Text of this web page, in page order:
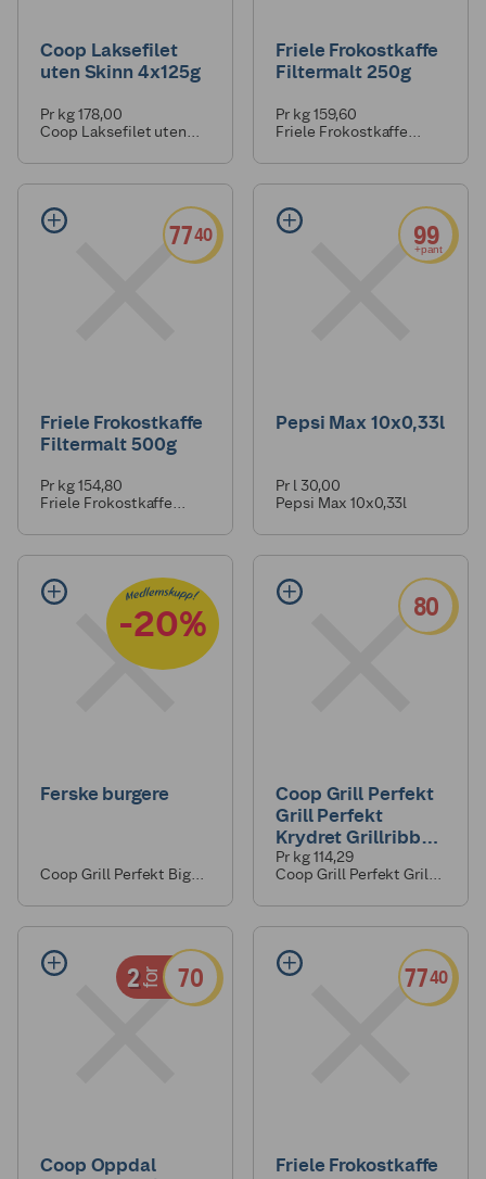
Coop Laksefilet
uten Skinn 4x125g
Pr kg 178,00
Coop Laksefilet uten
Friele Frokostkaffe
Filtermalt 250g
Pr kg 159,60
Friele Frokostkaffe
7740
Friele Frokostkaffe
Filtermalt 500g
Pr kg 154,80
Friele Frokostkaffe
99
+pant
Pepsi Max 10x0,33l
Pr l 30,00
Pepsi Max 10x0,33l
-20%
Ferske burgere
Coop Grill Perfekt Big
80
Coop Grill Perfekt
Grill Perfekt
Krydret Grillribbe
700g
Pr kg 114,29
Coop Grill Perfekt Grill
Grillribbe 700g
2for 70
Coop Oppdal
7740
Friele Frokostkaffe